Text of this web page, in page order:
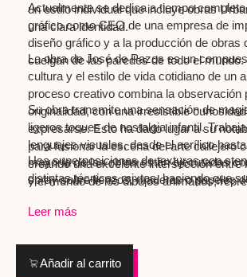
un estilo individual que incluye obras
una clara identidad.
Actualmente se dedica a tiempo
gráfico como CEO de una empresa de
diseño gráfico y a la producción de obras
cuelgan de las paredes de todo el mundo.
La obra de José de Pazos es un
cultura y el estilo de vida cotidiano de un
proceso creativo combina la observación
originalidad, con una irresistible
expresarse. Esto ha dado lugar a su
para fusionar la escena del arte callejero
creando una excelente intersección entre
y el mundo de los dibujos animados,
receta mágica para el equilibrio perfecto
denunciando los excesos de nuestra
pero con un ligero toque de humor,
Su obra transmite una sensación de
ligeros toques de nostalgia infantil.
lenguajes visuales, desde el acrílico
mayoría de las obras están ejecutadas
spray sobre lienzos, maderas o papeles
personajes en objetos reciclados de la
Usa superposiciones de texturas con
distintas técnicas mixtas, haciendo que
Leer más
Añadir al carrito